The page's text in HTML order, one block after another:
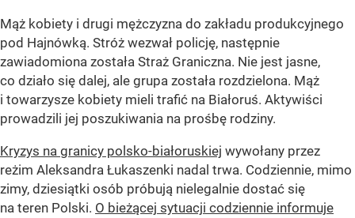
Mąż kobiety i drugi mężczyzna do zakładu produkcyjnego
pod Hajnówką. Stróż wezwał policję, następnie
zawiadomiona została Straż Graniczna. Nie jest jasne,
co działo się dalej, ale grupa została rozdzielona. Mąż
i towarzysze kobiety mieli trafić na Białoruś. Aktywiści
prowadzili jej poszukiwania na prośbę rodziny.
Kryzys na granicy polsko-białoruskiej wywołany przez
reżim Aleksandra Łukaszenki nadal trwa. Codziennie, mimo
zimy, dziesiątki osób próbują nielegalnie dostać się
na teren Polski. O bieżącej sytuacji codziennie informuje